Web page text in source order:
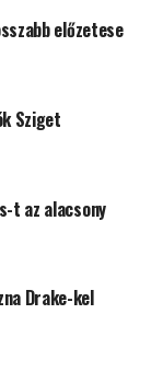
előzetese
Sziget
t az alacsony
Drake-kel